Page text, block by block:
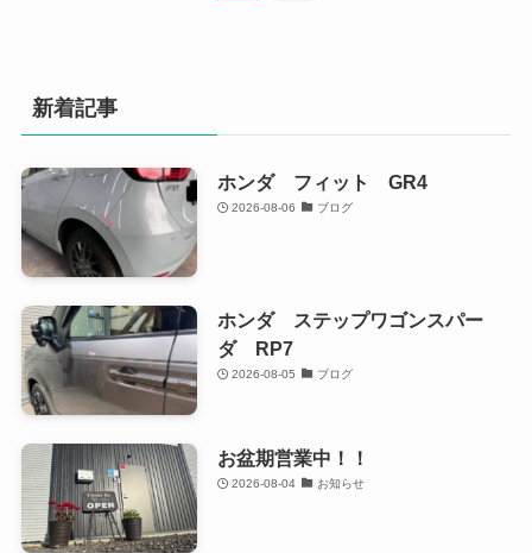
新着記事
ホンダ フィット GR4
2026-08-06 ブログ
ホンダ ステップワゴンスパー
ダ RP7
2026-08-05 ブログ
お盆期営業中！！
2026-08-04 お知らせ